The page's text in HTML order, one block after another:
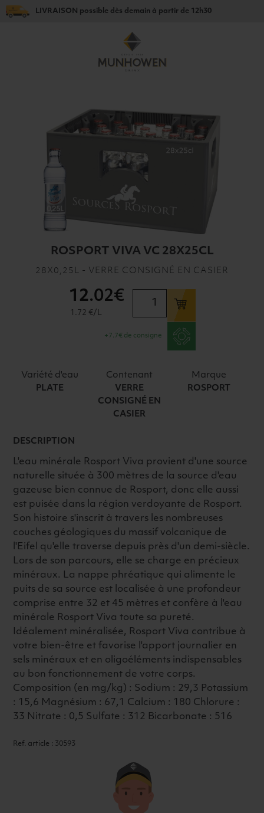
LIVRAISON possible dès demain à partir de 12h30
ROSPORT VIVA VC 28X25CL
28X0,25L - VERRE CONSIGNÉ EN CASIER
ROSPORT
VIVA
12.02€
1.72 €/L
+7.7€ de consigne
Variété d'eau
PLATE
Contenant
VERRE
CONSIGNÉ EN
CASIER
Marque
ROSPORT
DESCRIPTION
L'eau minérale Rosport Viva provient d'une source
naturelle située à 300 mètres de la source d'eau
gazeuse bien connue de Rosport, donc elle aussi
est puisée dans la région verdoyante de Rosport.
Son histoire s'inscrit à travers les nombreuses
couches géologiques du massif volcanique de
l'Eifel qu'elle traverse depuis près d'un demi-siècle.
Lors de son parcours, elle se charge en précieux
minéraux. La nappe phréatique qui alimente le
puits de sa source est localisée à une profondeur
comprise entre 32 et 45 mètres et confère à l'eau
minérale Rosport Viva toute sa pureté.
Idéalement minéralisée, Rosport Viva contribue à
votre bien-être et favorise l'apport journalier en
sels minéraux et en oligoéléments indispensables
au bon fonctionnement de votre corps.
Composition (en mg/kg) : Sodium : 29,3 Potassium
: 15,6 Magnésium : 67,1 Calcium : 180 Chlorure :
33 Nitrate : 0,5 Sulfate : 312 Bicarbonate : 516
Ref. article : 30593